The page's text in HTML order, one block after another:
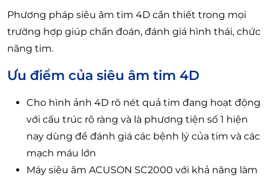
Phương pháp siêu âm tim 4D cần thiết trong mọi
trường hợp giúp chẩn đoán, đánh giá hình thái, chức
năng tim.
Ưu điểm của siêu âm tim 4D
Cho hình ảnh 4D rõ nét quả tim đang hoạt động
với cấu trúc rõ ràng và là phương tiện số 1 hiện
nay dùng để đánh giá các bệnh lý của tim và các
mạch máu lớn
Máy siêu âm ACUSON SC2000 với khả năng làm